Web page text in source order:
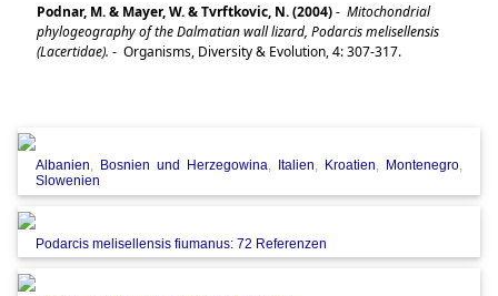
Podnar, M. & Mayer, W. & Tvrftkovic, N. (2004)- Mitochondrial
phylogeography of the Dalmatian wall lizard, Podarcis melisellensis
(Lacertidae). - Organisms, Diversity & Evolution, 4: 307-317.
Albanien, Bosnien und Herzegowina, Italien, Kroatien, Montenegro,
Slowenien
Podarcis melisellensis fiumanus: 72 Referenzen